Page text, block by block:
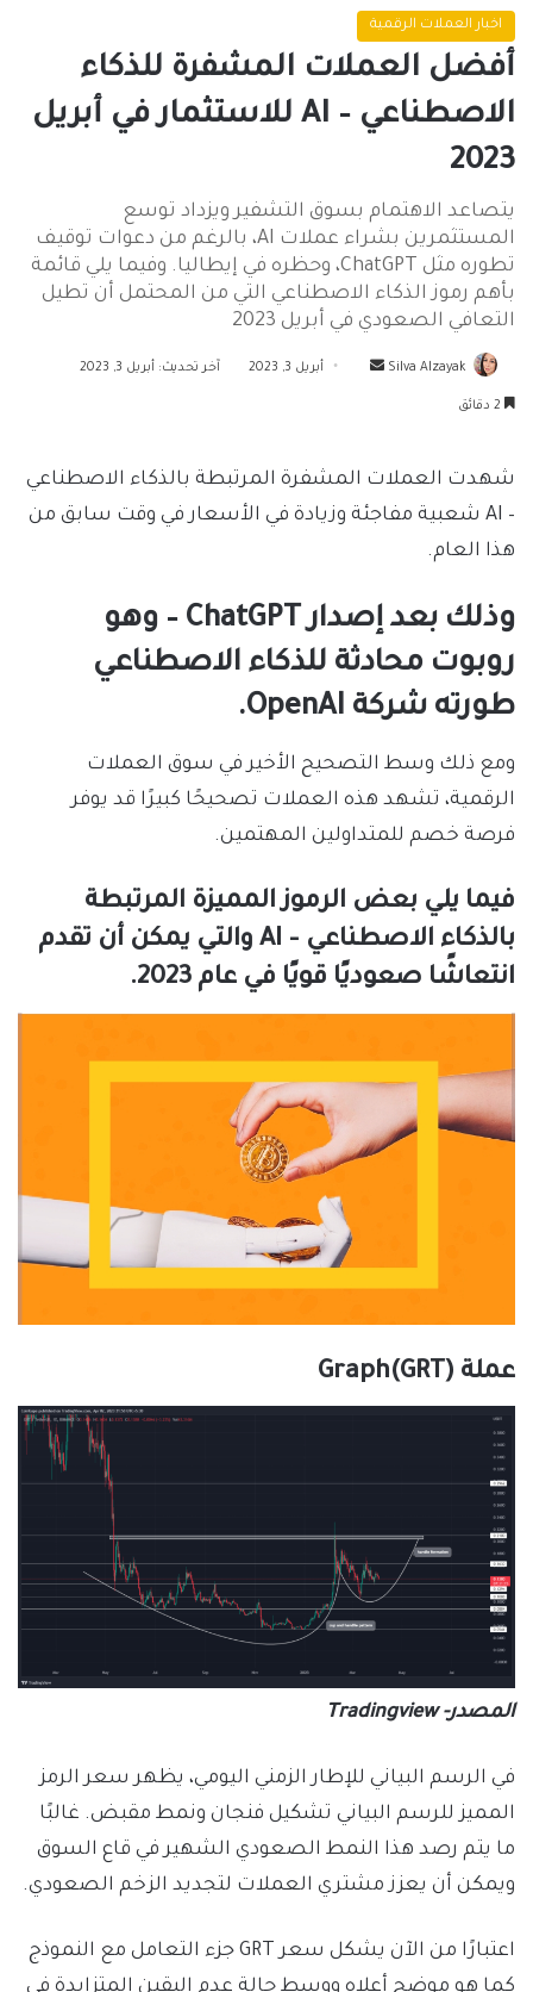
اخبار العملات الرقمية
أفضل العملات المشفرة للذكاء
الاصطناعي – AI للاستثمار في أبريل
2023
يتصاعد الاهتمام بسوق التشفير ويزداد توسع
المستثمرين بشراء عملات AI، بالرغم من دعوات توقيف
تطوره مثل ChatGPT، وحظره في إيطاليا. وفيما يلي قائمة
بأهم رموز الذكاء الاصطناعي التي من المحتمل أن تطيل
التعافي الصعودي في أبريل 2023
Silva Alzayak
أرسل
أبريل 3, 2023 آخر تحديث: أبريل 3, 2023
شهدت العملات المشفرة المرتبطة بالذكاء الاصطناعي
– AI شعبية مفاجئة وزيادة في الأسعار في وقت سابق من
هذا العام.
وذلك بعد إصدار ChatGPT – وهو
روبوت محادثة للذكاء الاصطناعي
طورته شركة OpenAI.
ومع ذلك وسط التصحيح الأخير في سوق العملات
الرقمية، تشهد هذه العملات تصحيحًا كبيرًا قد يوفر
فرصة خصم للمتداولين المهتمين.
فيما يلي بعض الرموز المميزة المرتبطة
بالذكاء الاصطناعي – AI والتي يمكن أن تقدم
انتعاشًا صعوديًا قويًا في عام 2023.
عملة Graph(GRT)
المصدر- Tradingview
في الرسم البياني للإطار الزمني اليومي، يظهر سعر الرمز
المميز للرسم البياني تشكيل فنجان ونمط مقبض. غالبًا
ما يتم رصد هذا النمط الصعودي الشهير في قاع السوق
ويمكن أن يعزز مشتري العملات لتجديد الزخم الصعودي.
اعتبارًا من الآن يشكل سعر GRT جزء التعامل مع النموذج